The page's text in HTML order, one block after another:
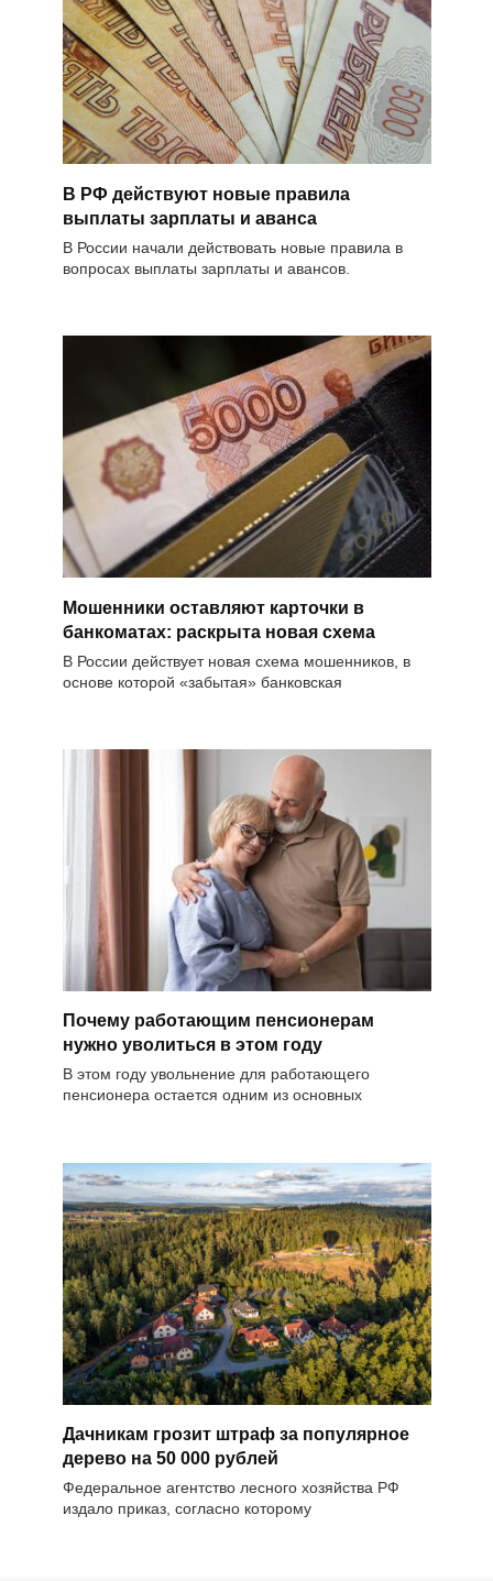
В РФ действуют новые правила
выплаты зарплаты и аванса
В России начали действовать новые правила в
вопросах выплаты зарплаты и авансов.
Мошенники оставляют карточки в
банкоматах: раскрыта новая схема
В России действует новая схема мошенников, в
основе которой «забытая» банковская
Почему работающим пенсионерам
нужно уволиться в этом году
В этом году увольнение для работающего
пенсионера остается одним из основных
Дачникам грозит штраф за популярное
дерево на 50 000 рублей
Федеральное агентство лесного хозяйства РФ
издало приказ, согласно которому